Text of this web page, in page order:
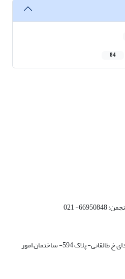
84
خیابان انقلاب- خیابان قدس- ابتدای خ طالقانی- پلاک 594- ساختمان امور